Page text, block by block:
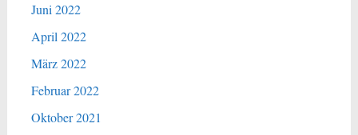
Juni 2022
April 2022
März 2022
Februar 2022
Oktober 2021